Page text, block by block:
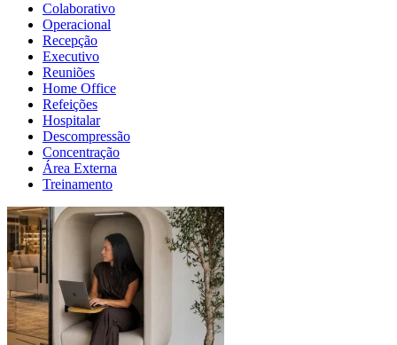
Colaborativo
Operacional
Recepção
Executivo
Reuniões
Home Office
Refeições
Hospitalar
Descompressão
Concentração
Área Externa
Treinamento